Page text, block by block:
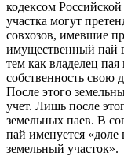
кодексом
участка могут
совхозов, имевшие
имущественный пай
тем как владелец
собственность свою
После этого
учет. Лишь после
земельных паев. В
пай именуется «доле
земельный участок».